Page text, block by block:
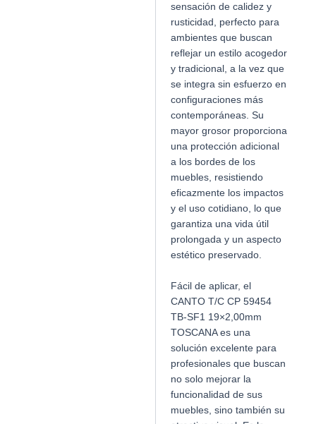
sensación de calidez y
rusticidad, perfecto para
ambientes que buscan
reflejar un estilo acogedor
y tradicional, a la vez que
se integra sin esfuerzo en
configuraciones más
contemporáneas. Su
mayor grosor proporciona
una protección adicional
a los bordes de los
muebles, resistiendo
eficazmente los impactos
y el uso cotidiano, lo que
garantiza una vida útil
prolongada y un aspecto
estético preservado.
Fácil de aplicar, el
CANTO T/C CP 59454
TB-SF1 19×2,00mm
TOSCANA es una
solución excelente para
profesionales que buscan
no solo mejorar la
funcionalidad de sus
muebles, sino también su